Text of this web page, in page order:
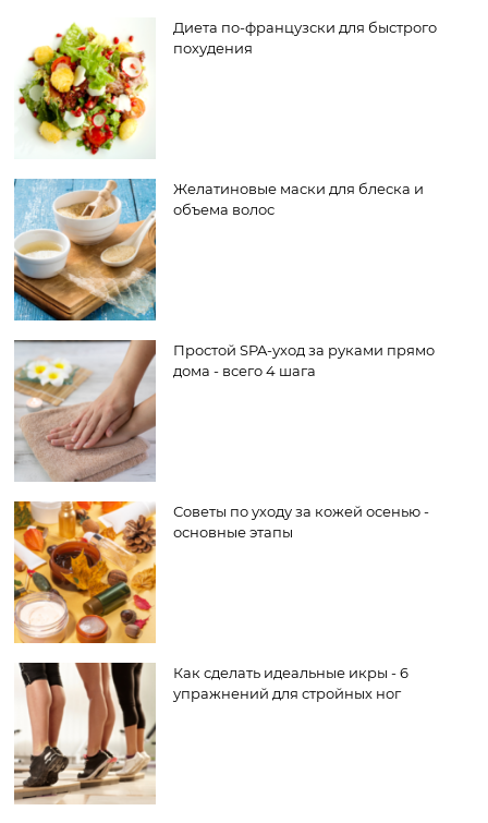
Диета по-французски для быстрого
похудения
Желатиновые маски для блеска и
объема волос
Простой SPA-уход за руками прямо
дома - всего 4 шага
Советы по уходу за кожей осенью -
основные этапы
Как сделать идеальные икры - 6
упражнений для стройных ног